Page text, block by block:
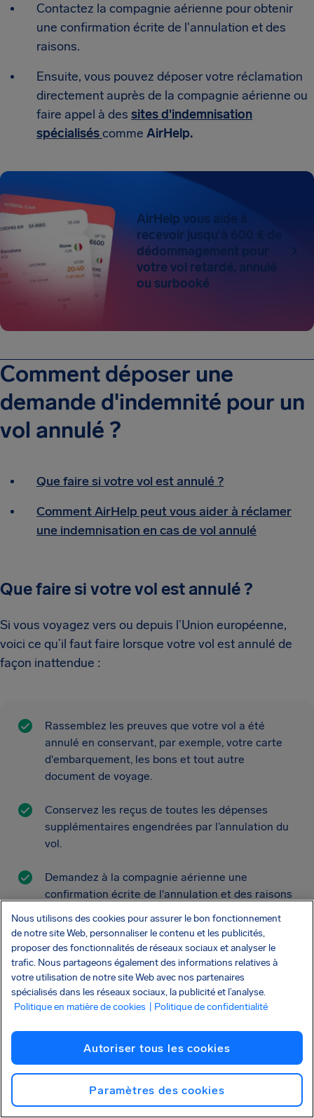
Contactez la compagnie aérienne pour obtenir
une confirmation écrite de l'annulation et des
raisons.
Ensuite, vous pouvez déposer votre réclamation
directement auprès de la compagnie aérienne ou
faire appel à des sites d'indemnisation
spécialiséscomme AirHelp.
AirHelp vous aide à
recevoir jusqu'à 600 € de
dédommagement pour
votre vol retardé, annulé
ou surbooké
Comment déposer une
demande d'indemnité pour un
vol annulé ?
Que faire si votre vol est annulé ?
Comment AirHelp peut vous aider à réclamer
une indemnisation en cas de vol annulé
Que faire si votre vol est annulé ?
Si vous voyagez vers ou depuis l’Union européenne,
voici ce qu’il faut faire lorsque votre vol est annulé de
façon inattendue :
Rassemblez les preuves que votre vol a été
annulé en conservant, par exemple, votre carte
d'embarquement, les bons et tout autre
document de voyage.
Conservez les reçus de toutes les dépenses
supplémentaires engendrées par l’annulation du
vol.
Demandez à la compagnie aérienne une
confirmation écrite de l'annulation et des raisons
Demandez un vol de remplacement vers votre
destination ou un remboursement du vol annulé.
Notez l'heure d'arrivée sur votre lieu de
destination.
Demandez à la compagnie aérienne de payer vos
repas et boissons.
Ne signez rien et n’acceptez aucune offre qui
Nous utilisons des cookies pour assurer le bon fonctionnement
de notre site Web, personnaliser le contenu et les publicités,
proposer des fonctionnalités de réseaux sociaux et analyser le
trafic. Nous partageons également des informations relatives à
votre utilisation de notre site Web avec nos partenaires
spécialisés dans les réseaux sociaux, la publicité et l’analyse.
Politique en matière de cookies
| Politique de confidentialité
Autoriser tous les cookies
Paramètres des cookies